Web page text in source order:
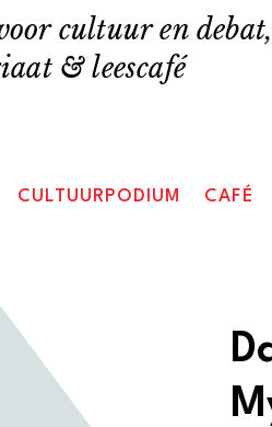
cultuur en debat,
& leescafé
CULTUURPODIUM CAFÉ